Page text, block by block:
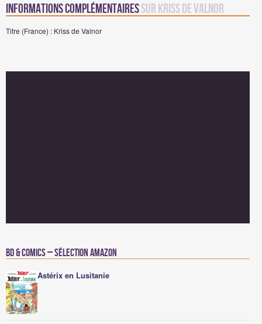
Informations complémentairessur Kriss de Valnor
Titre (France) : Kriss de Valnor
BD & Comics – Sélection Amazon
Astérix en Lusitanie